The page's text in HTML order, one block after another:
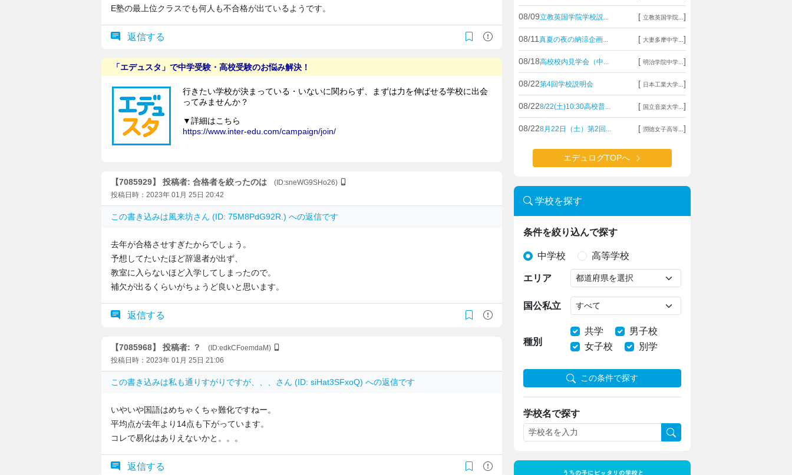
E塾の最上位クラスでも何人も不合格が出ているようです。
返信する
【7085929】 投稿者: 合格者を絞ったのは
(ID:sneWG9SHo26)
投稿日時：2023年 01月 25日 20:42
この書き込みは風来坊さん (ID: 75M8PdG92R.) への返信です
去年が合格させすぎたからでしょう。
予想してたいたほど辞退者が出ず、
教室に入らないほど入学してしまったので。
補欠が出るくらいがちょうど良いと思います。
返信する
【7085968】 投稿者: ？
(ID:edkCFoemdaM)
投稿日時：2023年 01月 25日 21:06
この書き込みは私も通りすがりですが、、、 さん (ID: siHat3SFxoQ) への返信です
いやいや国語はめちゃくちゃ難化ですねー。
平均点が去年より14点も下がっています。
コレで易化はありえないかと。。。
返信する
08/09立教英国学院学校説... [ 立教英国学院... ]
08/11 真夏の夜の納涼企画... [ 大妻多摩中学... ]
08/18高校校内見学会（中... [ 明治学院中学... ]
08/22第4回学校説明会 [ 日本工業大学... ]
08/228/22(土)10:30高校普... [ 国立音楽大学... ]
08/228月22日（土）第2回... [ 潤徳女子高等... ]
エデュログTOPへ
学校を探す
条件を絞り込んで探す
中学校 高等学校
エリア
国公私立
種別
共学
男子校
女子校
別学
この条件で探す
学校名で探す